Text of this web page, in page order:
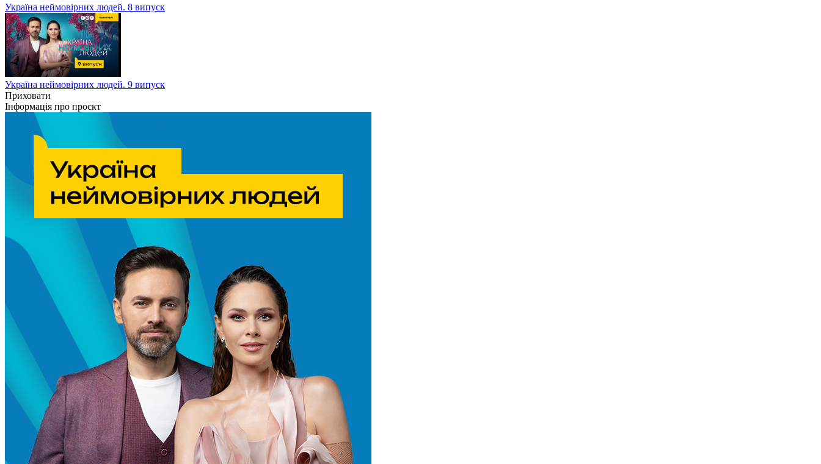
Україна неймовірних людей. 8 випуск
Україна неймовірних людей. 9 випуск
Приховати
Інформація про проєкт